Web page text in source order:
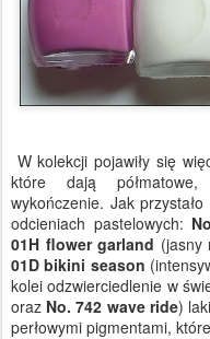
W kolekcji pojawiły się
które dają półmatowe,
wykończenie. Jak
odcieniach pastelowych:
01H flower garland (jasny
01Dbikini season
kolei odzwierciedlenie w
oraz No. 742 wave ride)
perłowymi pigmentami,